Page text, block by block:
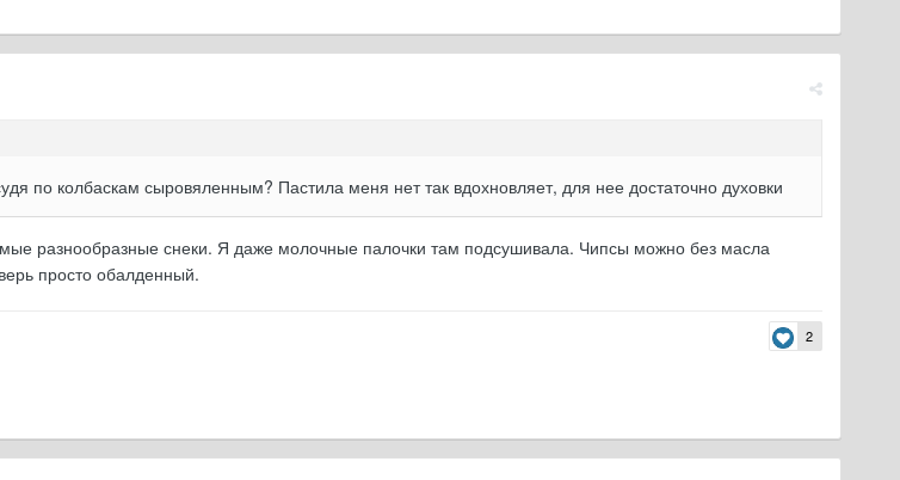
по колбаскам сыровяленным? Пастила меня нет так вдохновляет, для нее достаточно духовки
разнообразные снеки. Я даже молочные палочки там подсушивала. Чипсы можно без масла
просто обалденный.
2